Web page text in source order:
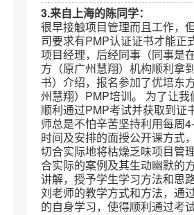
3.来自上海的陈同学：
很早接触项目管理而且工作，
司要求有PMP认证证书才能正
项目经理，后经同事（同事是
方（原广州慧翔）机构顺利拿
书）介绍，报名参加了优培东
州慧翔）PMP培训。 为了让我
顺利通过PMP考试并获取到证
师总是不怕辛苦坚持利用每周
时间及安排的面授公开课方式，
切合实际地将枯燥乏味项目管
合实际的案例及其生动幽默的
讲解，授予学生学习方法和思
刘老师的教学方式和方法，通
的自身学习，使得顺利通过考试